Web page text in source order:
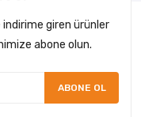
giren ürünler
abone olun.
ABONE OL